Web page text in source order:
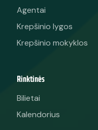
Agentai
Krepšinio lygos
Krepšinio mokyklos
Rinktinės
Bilietai
Kalendorius